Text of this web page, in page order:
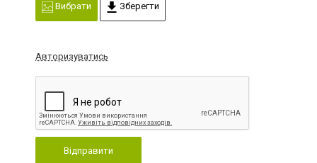
Вибрати
Зберегти
Авторизуватись
Відправити